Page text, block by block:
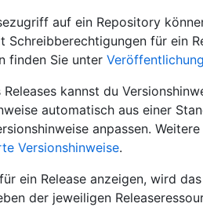
auf ein Repository
Schreibberechtigungen für ein
finden Sie unter
Releases kannst du
automatisch aus einer
anpassen.
Versionshinweise.
ein Release anzeigen, wird
der jeweiligen